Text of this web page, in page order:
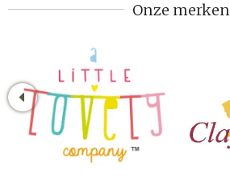
Onze merken